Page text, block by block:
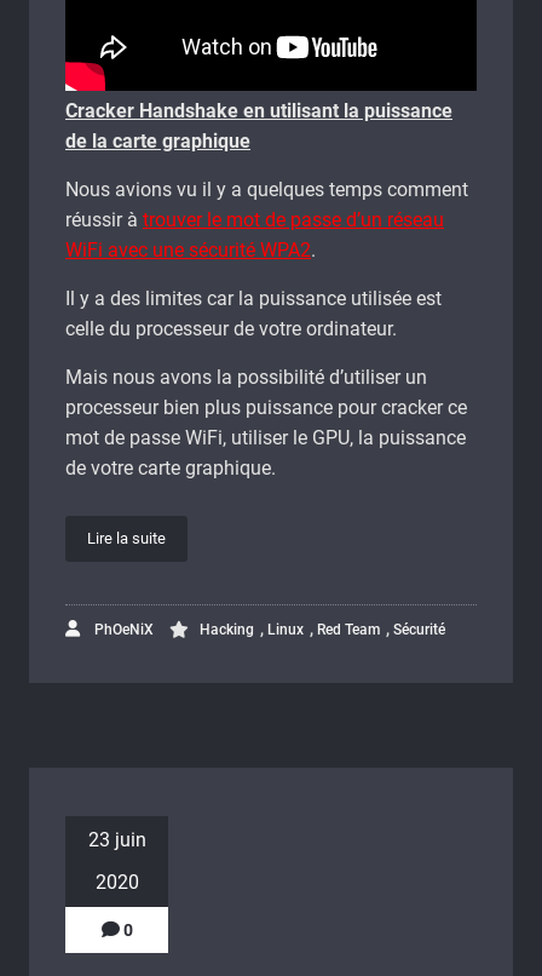
Cracker Handshake en utilisant la puissance
de la carte graphique
Nous avions vu il y a quelques temps comment
réussir à trouver le mot de passe d’un réseau
WiFi avec une sécurité WPA2.
Il y a des limites car la puissance utilisée est
celle du processeur de votre ordinateur.
Mais nous avons la possibilité d’utiliser un
processeur bien plus puissance pour cracker ce
mot de passe WiFi, utiliser le GPU, la puissance
de votre carte graphique.
Lire la suite
PhOeNiX Hacking , Linux , Red Team , Sécurité
23 juin
2020
0